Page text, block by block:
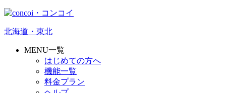
北海道・東北
MENU一覧
はじめての方へ
機能一覧
料金プラン